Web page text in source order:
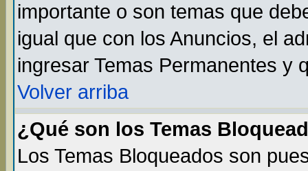
importante o son temas que
igual que con los Anuncios, el
ingresar Temas Permanentes y
Volver arriba
¿Qué son los Temas
Los Temas Bloqueados son